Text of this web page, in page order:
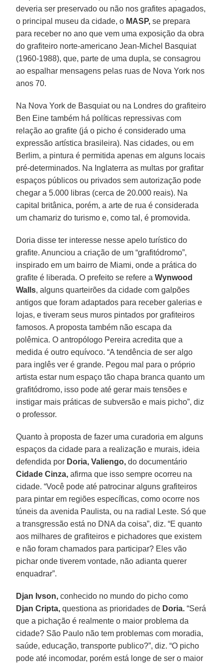
deveria ser preservado ou não nos grafites apagados,
o principal museu da cidade, o MASP, se prepara
para receber no ano que vem uma exposição da obra
do grafiteiro norte-americano Jean-Michel Basquiat
(1960-1988), que, parte de uma dupla, se consagrou
ao espalhar mensagens pelas ruas de Nova York nos
anos 70.
Na Nova York de Basquiat ou na Londres do grafiteiro
Ben Eine também há políticas repressivas com
relação ao grafite (já o picho é considerado uma
expressão artística brasileira). Nas cidades, ou em
Berlim, a pintura é permitida apenas em alguns locais
pré-determinados. Na Inglaterra as multas por grafitar
espaços públicos ou privados sem autorização pode
chegar a 5.000 libras (cerca de 20.000 reais). Na
capital britânica, porém, a arte de rua é considerada
um chamariz do turismo e, como tal, é promovida.
Doria disse ter interesse nesse apelo turístico do
grafite. Anunciou a criação de um “grafitódromo”,
inspirado em um bairro de Miami, onde a prática do
grafite é liberada. O prefeito se refere aWynwood
Walls, alguns quarteirões da cidade com galpões
antigos que foram adaptados para receber galerias e
lojas, e tiveram seus muros pintados por grafiteiros
famosos. A proposta também não escapa da
polêmica. O antropólogo Pereira acredita que a
medida é outro equívoco. “A tendência de ser algo
para inglês ver é grande. Pegou mal para o próprio
artista estar num espaço tão chapa branca quanto um
grafitódromo, isso pode até gerar mais tensões e
instigar mais práticas de subversão e mais picho”, diz
o professor.
Quanto à proposta de fazer uma curadoria em alguns
espaços da cidade para a realização e murais, ideia
defendida por Doria, Valiengo, do documentário
Cidade Cinza, afirma que isso sempre ocorreu na
cidade. “Você pode até patrocinar alguns grafiteiros
para pintar em regiões específicas, como ocorre nos
túneis da avenida Paulista, ou na radial Leste. Só que
a transgressão está no DNA da coisa”, diz. “E quanto
aos milhares de grafiteiros e pichadores que existem
e não foram chamados para participar? Eles vão
pichar onde tiverem vontade, não adianta querer
enquadrar”.
Djan Ivson, conhecido no mundo do picho como
Djan Cripta, questiona as prioridades de Doria. “Será
que a pichação é realmente o maior problema da
cidade? São Paulo não tem problemas com moradia,
saúde, educação, transporte publico?”, diz. “O picho
pode até incomodar, porém está longe de ser o maior